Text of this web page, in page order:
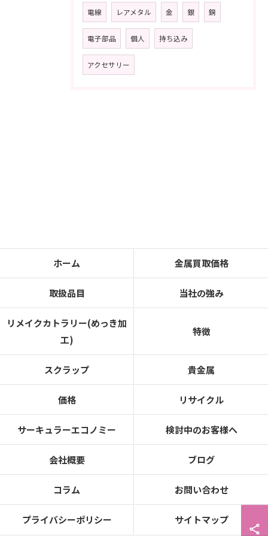
電線 レアメタル 金 銀 銅
電子部品 個人 持ち込み
アクセサリー
ホーム 金属買取価格
取扱品目 当社の強み
リメイクカトラリー(めっき加
工)
特徴
スクラップ 貴金属
価格 リサイクル
サーキュラーエコノミー 検討中のお客様へ
会社概要 ブログ
コラム お問い合わせ
プライバシーポリシー サイトマップ